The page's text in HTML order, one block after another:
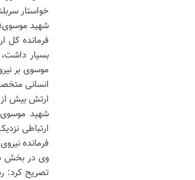
خواستار
شهید موسوی؛
فرمانده کل
بسیار
موسوی بر
انسانی
ارتش بیش
شهید
ارتباطی
فرمانده
وی در بخش